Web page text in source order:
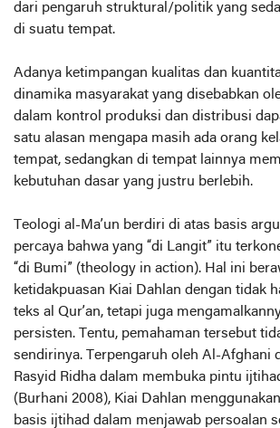
dari pengaruh struktural/politik yang
di suatu tempat.
Adanya ketimpangan kualitas dan
dinamika masyarakat yang disebabkan
dalam kontrol produksi dan distribusi
satu alasan mengapa masih ada orang
tempat, sedangkan di tempat lainnya
kebutuhan dasar yang justru berlebih.
Teologi al-Ma’un berdiri di atas basis
percaya bahwa yang “di Langit” itu
“di Bumi” (theology in action). Hal ini
ketidakpuasan Kiai Dahlan dengan tidak
teks al Qur’an, tetapi juga
persisten. Tentu, pemahaman tersebut
sendirinya. Terpengaruh oleh Al-Afghani
Rasyid Ridha dalam membuka pintu
(Burhani 2008), Kiai Dahlan
basis ijtihad dalam menjawab persoalan